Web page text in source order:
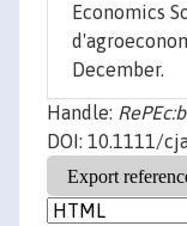
Economics
December.
Handle:
DOI: 10.1111/